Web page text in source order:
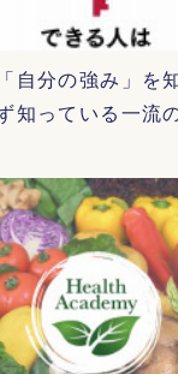
自分の強み」を
知っている一流